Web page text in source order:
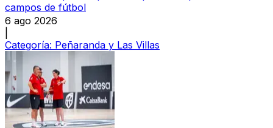
campos de fútbol
6 ago 2026
Categoría: Peñaranda y Las Villas